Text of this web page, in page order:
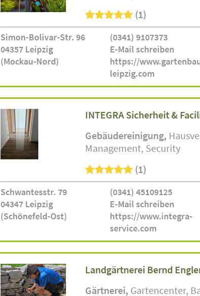
(1)
Simon-Bolivar-Str. 96
04357 Leipzig
(Mockau-Nord)
(0341) 9107373
E-Mail schreiben
https://
leipzig.com
INTEGRA Sicherheit &
Gebäudereinigung
Management Security
(1)
Schwantesstr. 79
04347 Leipzig
(Schönefeld-Ost)
(0341) 45109125
E-Mail schreiben
https://www.integra-
service.com
Landgärtnerei Bernd
Gärtnerei Gartencenter